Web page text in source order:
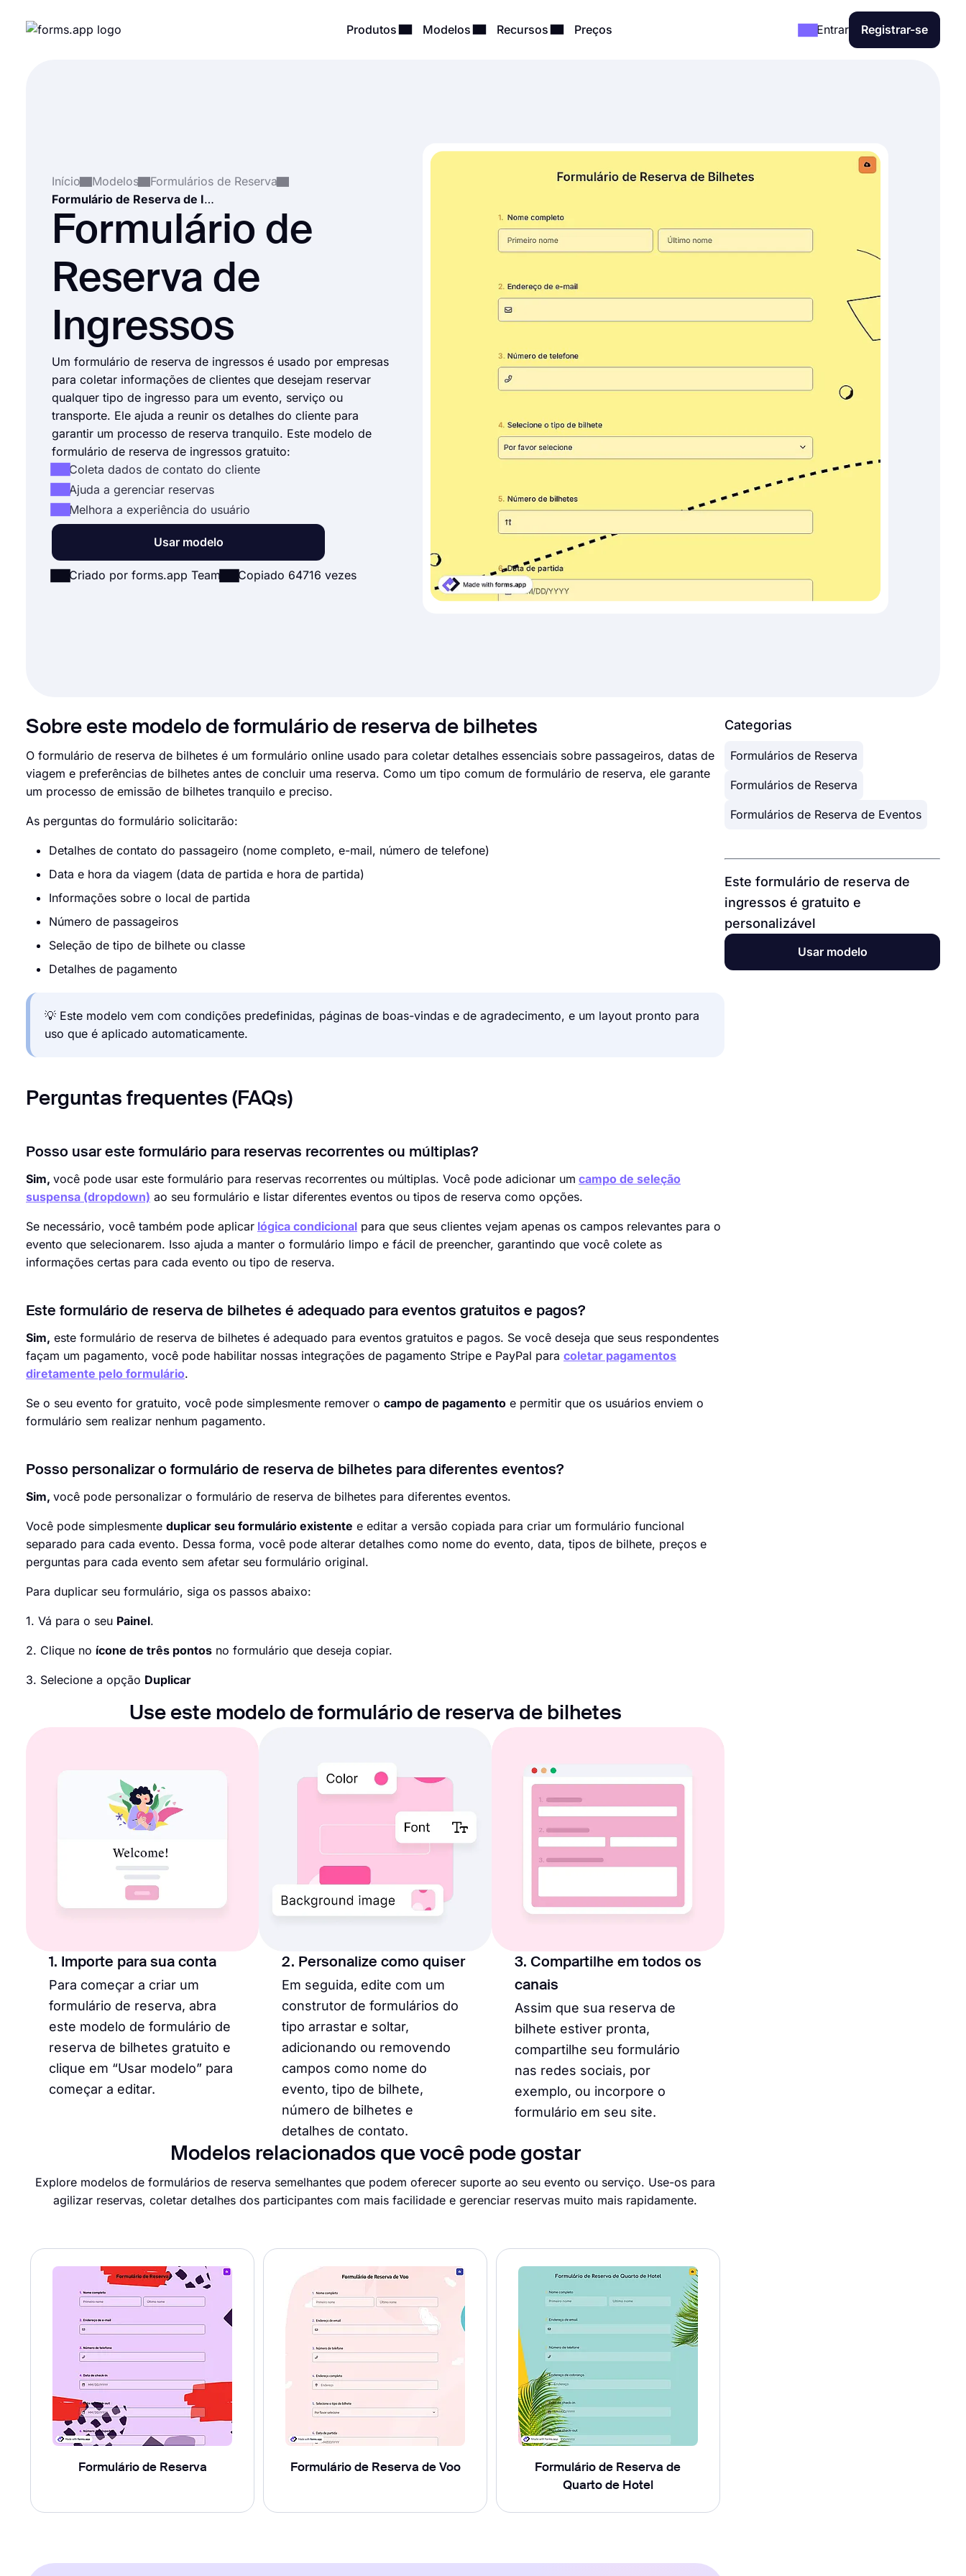
Produtos Modelos Recursos Preços Entrar Registrar-se
Início Modelos
Formulários de Reserva
Formulário de Reserva de Ingressos
Formulário de
Reserva de
Ingressos
Um formulário de reserva de ingressos é usado por empresas
para coletar informações de clientes que desejam reservar
qualquer tipo de ingresso para um evento, serviço ou
transporte. Ele ajuda a reunir os detalhes do cliente para
garantir um processo de reserva tranquilo. Este modelo de
formulário de reserva de ingressos gratuito:
Coleta dados de contato do cliente
Ajuda a gerenciar reservas
Melhora a experiência do usuário
Usar modelo
Criado por forms.app Team Copiado 64716 vezes
Sobre este modelo de formulário de reserva de bilhetes
O formulário de reserva de bilhetes é um formulário online usado para coletar detalhes essenciais sobre passageiros, datas de
viagem e preferências de bilhetes antes de concluir uma reserva. Como um tipo comum de formulário de reserva, ele garante
um processo de emissão de bilhetes tranquilo e preciso.
As perguntas do formulário solicitarão:
Detalhes de contato do passageiro (nome completo, e-mail, número de telefone)
Data e hora da viagem (data de partida e hora de partida)
Informações sobre o local de partida
Número de passageiros
Seleção de tipo de bilhete ou classe
Detalhes de pagamento
💡 Este modelo vem com condições predefinidas, páginas de boas-vindas e de agradecimento, e um layout pronto para
uso que é aplicado automaticamente.
Perguntas frequentes (FAQs)
Posso usar este formulário para reservas recorrentes ou múltiplas?
Sim, você pode usar este formulário para reservas recorrentes ou múltiplas. Você pode adicionar um campo de seleção
suspensa (dropdown) ao seu formulário e listar diferentes eventos ou tipos de reserva como opções.
Se necessário, você também pode aplicar lógica condicional para que seus clientes vejam apenas os campos relevantes para o
evento que selecionarem. Isso ajuda a manter o formulário limpo e fácil de preencher, garantindo que você colete as
informações certas para cada evento ou tipo de reserva.
Este formulário de reserva de bilhetes é adequado para eventos gratuitos e pagos?
Sim, este formulário de reserva de bilhetes é adequado para eventos gratuitos e pagos. Se você deseja que seus respondentes
façam um pagamento, você pode habilitar nossas integrações de pagamento Stripe e PayPal para coletar pagamentos
diretamente pelo formulário.
Se o seu evento for gratuito, você pode simplesmente remover o campo de pagamento e permitir que os usuários enviem o
formulário sem realizar nenhum pagamento.
Posso personalizar o formulário de reserva de bilhetes para diferentes eventos?
Sim, você pode personalizar o formulário de reserva de bilhetes para diferentes eventos.
Você pode simplesmente duplicar seu formulário existente e editar a versão copiada para criar um formulário funcional
separado para cada evento. Dessa forma, você pode alterar detalhes como nome do evento, data, tipos de bilhete, preços e
perguntas para cada evento sem afetar seu formulário original.
Para duplicar seu formulário, siga os passos abaixo:
1. Vá para o seu Painel.
2. Clique no ícone de três pontos no formulário que deseja copiar.
3. Selecione a opção Duplicar
Use este modelo de formulário de reserva de bilhetes
1. Importe para sua conta
Para começar a criar um
formulário de reserva, abra
este modelo de formulário de
reserva de bilhetes gratuito e
clique em “Usar modelo” para
começar a editar.
2. Personalize como quiser
Em seguida, edite com um
construtor de formulários do
tipo arrastar e soltar,
adicionando ou removendo
campos como nome do
evento, tipo de bilhete,
número de bilhetes e
detalhes de contato.
3. Compartilhe em todos os
canais
Assim que sua reserva de
bilhete estiver pronta,
compartilhe seu formulário
nas redes sociais, por
exemplo, ou incorpore o
formulário em seu site.
Modelos relacionados que você pode gostar
Explore modelos de formulários de reserva semelhantes que podem oferecer suporte ao seu evento ou serviço. Use-os para
agilizar reservas, coletar detalhes dos participantes com mais facilidade e gerenciar reservas muito mais rapidamente.
Formulário de Reserva Formulário de Reserva de Voo
Formulário de Reserva de
Quarto de Hotel
Categorias
Formulários de Reserva
Formulários de Reserva
Formulários de Reserva de Eventos
Este formulário de reserva de
ingressos é gratuito e
personalizável
Usar modelo